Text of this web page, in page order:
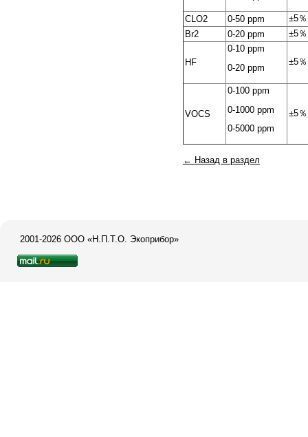
CLO2 0-50 ppm
±5％
Br2
0-20 ppm ±5％
HF
0-10 ppm
0-20 ppm
±5％
VOCS
0-100 ppm
0-1000 ppm
0-5000 ppm
±5％
← Назад в раздел
2001-2026 ООО «Н.П.Т.О. Экоприбор»